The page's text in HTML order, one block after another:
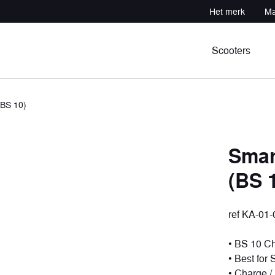
Scooters
Het merk
10)
(BS
ref KA-
• BS 10
• Best for